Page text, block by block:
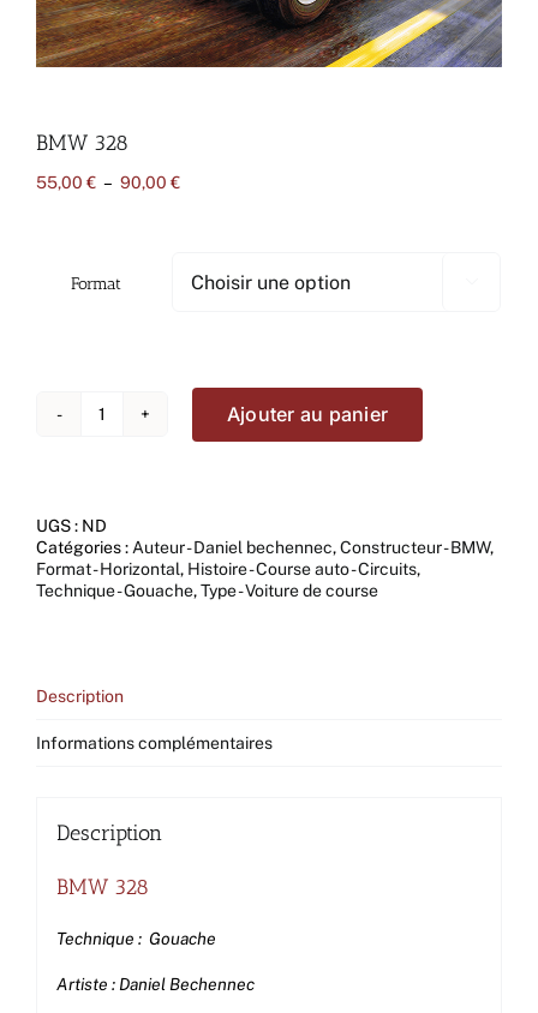
BMW 328
55,00 € – 90,00 €Plage
90,00 €
Format
quantité
Ajouter au panier
UGS : ND
Catégories :Auteur - Daniel bechennec,Constructeur - BMW,
Format - Horizontal, Histoire - Course auto - Circuits,
Technique - Gouache,Type - Voiture de course
Description
Informations complémentaires
Description
BMW 328
Technique : Gouache
Artiste : Daniel Bechennec